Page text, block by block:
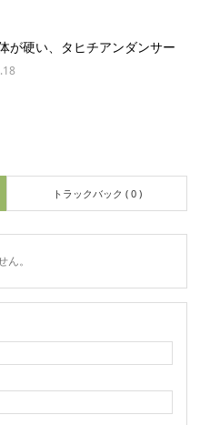
硬い、タヒチアンダンサー
トラックバック ( 0 )
。